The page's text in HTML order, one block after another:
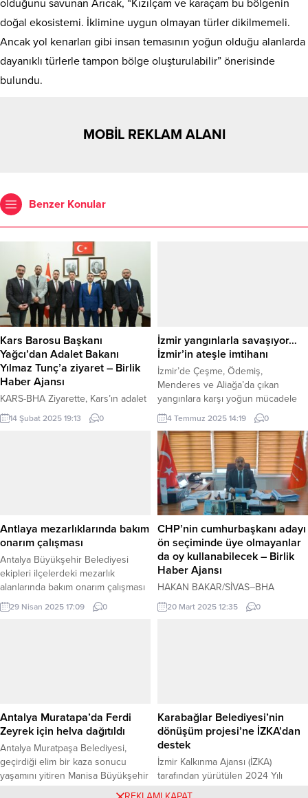
olduğunu savunan Arıcak, “Kızılçam ve karaçam bu bölgenin
doğal ekosistemi. İklimine uygun olmayan türler dikilmemeli.
Ancak yol kenarları gibi insan temasının yoğun olduğu alanlarda
dayanıklı türlerle tampon bölge oluşturulabilir” önerisinde
bulundu.
MOBİL REKLAM ALANI
Benzer Konular
Kars Barosu Başkanı
Yağcı’dan Adalet Bakanı
Yılmaz Tunç’a ziyaret – Birlik
Haber Ajansı
KARS-BHA Ziyarette, Kars’ın adalet
hizmetleriyle ilgili talepleri
iletilirken, bölgedeki hukuki
noktasında önemli görüşmeler
gerçekleştirdik. Sayın Bakanımıza
çalışmalarında muvaffakiyetler
diliyoruz” ifadelerini kullandı. Adalet
Bakanı Yılmaz Tunç...
14 Şubat 2025 19:13 0
İzmir yangınlarla savaşıyor…
İzmir’in ateşle imtihanı
İzmir’de Çeşme, Ödemiş,
Menderes ve Aliağa’da çıkan
yangınlara karşı yoğun mücadele
sürüyor. İki kişi hayatını kaybetti,
yerleşim birimleri tahliye edildi,
hayvanlar kurtarıldı. İZMİR (İGFA) –
İzmir, günlerdir Çeşme, Ödemiş,
Menderes Kısıkköy ve Aliağa’da
peş peşe çıkan orman yangınlarıyla
mücadele ediyor. İzmir Büyükşehir
Belediyesi İtfaiyesi, Orman Genel
Müdürlüğü, ilçe belediyeleri ile...
4 Temmuz 2025 14:19 0
Antlaya mezarlıklarında bakım
onarım çalışması
Antalya Büyükşehir Belediyesi
ekipleri ilçelerdeki mezarlık
alanlarında bakım onarım çalışması
başlattı. ANTALYA (İGFA) – Antalya
Büyükşehir Belediyesi Mezarlıklar
çalışma gerçekleştirirken, mezarlar
aralarındaki yollarda bozulan
bordür taşlarını yeniliyor. Ekipler,
mezar duvarlarında düzenleneme...
29 Nisan 2025 17:09 0
CHP’nin cumhurbaşkanı adayı
ön seçiminde üye olmayanlar
da oy kullanabilecek – Birlik
Haber Ajansı
HAKAN BAKAR/SİVAS–BHA
CHP‘nin cumhurbaşkanı adayı ön
seçiminde üye olmayanlar da oy
Partisi (CHP) Sivas İl Başkanı
Abdulvahabi Gazi Doğan 23 Mart
Pazar günü yapılacak CHP’nin
cumhurbaşkanı adayı ön seçimi için
yaptığı...
20 Mart 2025 12:35 0
Antalya Muratapa’da Ferdi
Zeyrek için helva dağıtıldı
Antalya Muratpaşa Belediyesi,
geçirdiği elim bir kaza sonucu
yaşamını yitiren Manisa Büyükşehir
Karabağlar Belediyesi’nin
dönüşüm projesi’ne İZKA’dan
destek
İzmir Kalkınma Ajansı (İZKA)
tarafından yürütülen 2024 Yılı
16 Haziran 2025 10:09